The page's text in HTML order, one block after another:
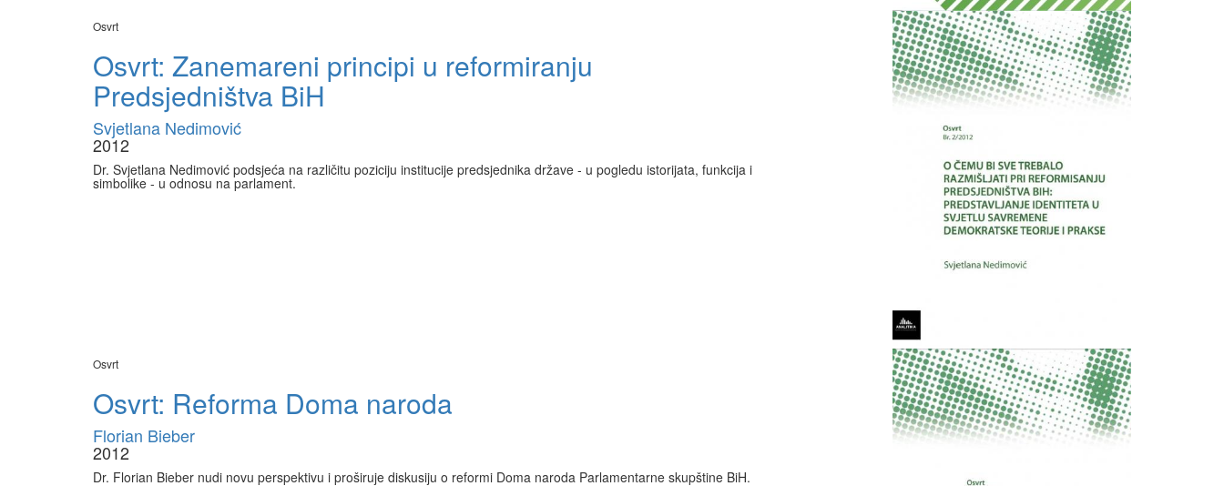
Osvrt
Osvrt: Zanemareni principi u reformiranju
Predsjedništva BiH
Svjetlana Nedimović
2012
Dr. Svjetlana Nedimović podsjeća na različitu poziciju institucije predsjednika države - u pogledu istorijata, funkcija i
simbolike - u odnosu na parlament.
Osvrt
Osvrt: Reforma Doma naroda
Florian Bieber
2012
Dr. Florian Bieber nudi novu perspektivu i proširuje diskusiju o reformi Doma naroda Parlamentarne skupštine BiH.